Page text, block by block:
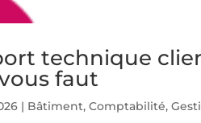
technique
faut
| Bâtiment,Comptabilité,